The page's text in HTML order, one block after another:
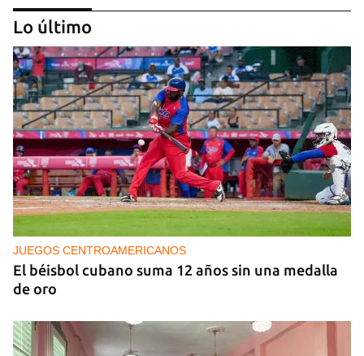
Arturo Sandoval en concierto junto a Chucho
Valdés
Lo último
JUEGOS CENTROAMERICANOS
El béisbol cubano suma 12 años sin una medalla
de oro